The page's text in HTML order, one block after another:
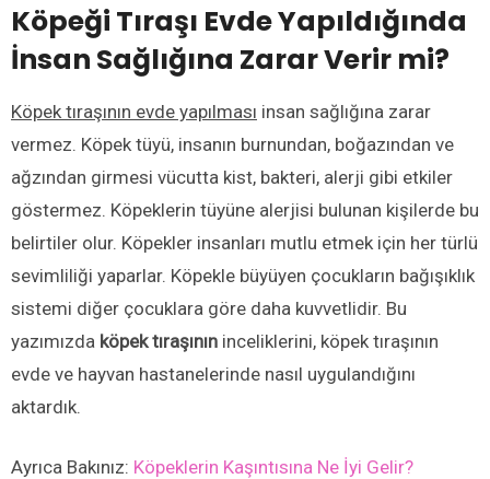
Köpeği Tıraşı Evde Yapıldığında
İnsan Sağlığına Zarar Verir mi?
Köpek tıraşının evde yapılması insan sağlığına zarar
vermez. Köpek tüyü, insanın burnundan, boğazından ve
ağzından girmesi vücutta kist, bakteri, alerji gibi etkiler
göstermez. Köpeklerin tüyüne alerjisi bulunan kişilerde bu
belirtiler olur. Köpekler insanları mutlu etmek için her türlü
sevimliliği yaparlar. Köpekle büyüyen çocukların bağışıklık
sistemi diğer çocuklara göre daha kuvvetlidir. Bu
yazımızda köpek tıraşının inceliklerini, köpek tıraşının
evde ve hayvan hastanelerinde nasıl uygulandığını
aktardık.
Ayrıca Bakınız: Köpeklerin Kaşıntısına Ne İyi Gelir?